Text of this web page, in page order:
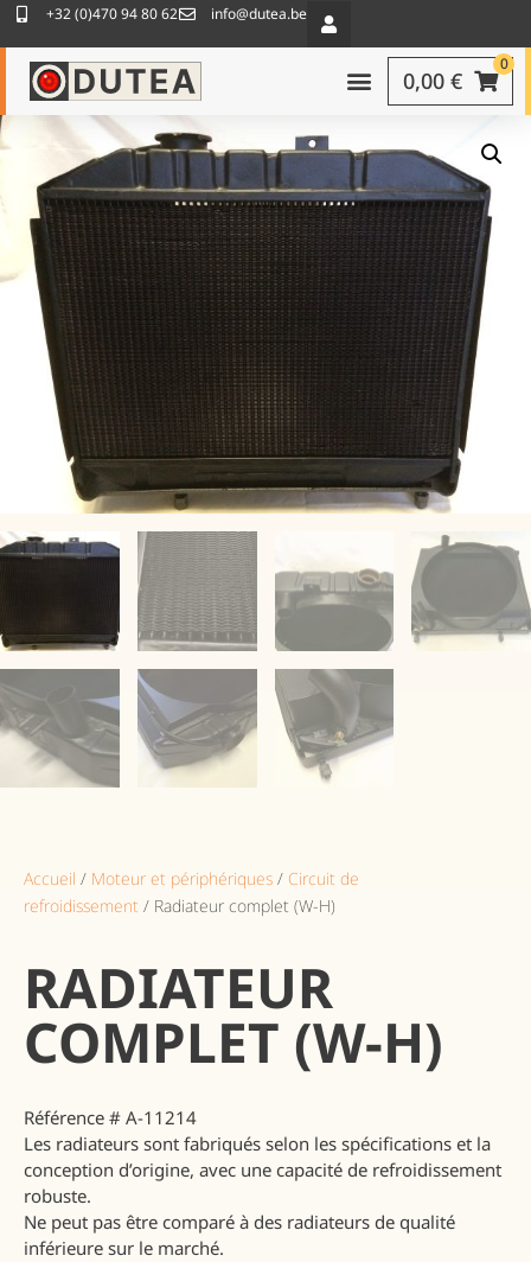
+32 (0)470 94 80 62 info@dutea.be
0
0,00 €
Accueil / Moteur et périphériques / Circuit de
refroidissement / Radiateur complet (W-H)
RADIATEUR
COMPLET (W-H)
Référence # A-11214
Les radiateurs sont fabriqués selon les spécifications et la
conception d’origine, avec une capacité de refroidissement
robuste.
Ne peut pas être comparé à des radiateurs de qualité
inférieure sur le marché.